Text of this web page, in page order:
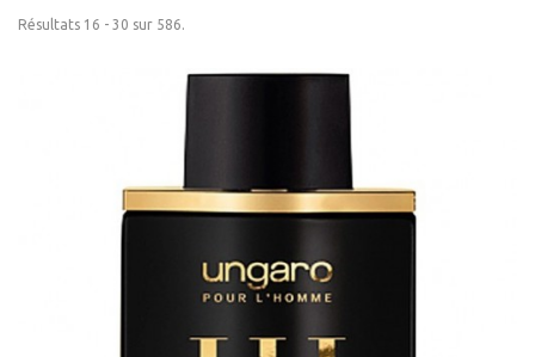
Résultats 16 - 30 sur 586.